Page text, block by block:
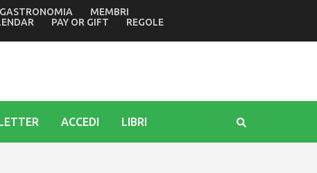
mariano di Barbana
MEMBRI
PAY OR GIFT
REGOLE
ACCEDI LIBRI